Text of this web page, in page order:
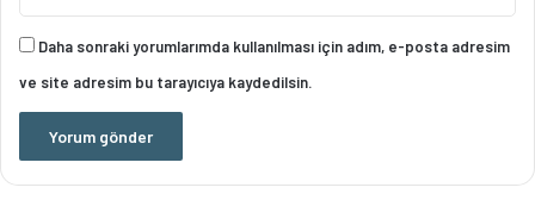
Daha sonraki yorumlarımda kullanılması için adım, e-posta adresim
ve site adresim bu tarayıcıya kaydedilsin.